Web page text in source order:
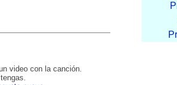
video con la canción.